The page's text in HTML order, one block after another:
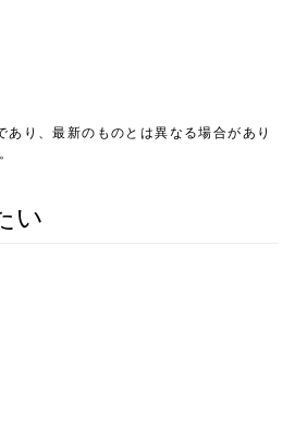
り、最新のものとは異なる場合があり
い